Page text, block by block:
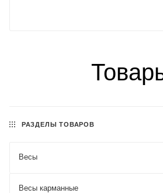
РАЗДЕЛЫ ТОВАРОВ
Весы
Весы карманные